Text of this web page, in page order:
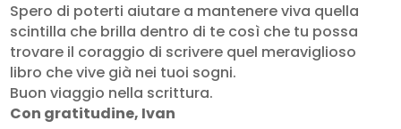
Spero di poterti aiutare a mantenere viva quella
scintilla che brilla dentro di te così che tu possa
trovare il coraggio di scrivere quel meraviglioso
libro che vive già nei tuoi sogni.
Buon viaggio nella scrittura.
Con gratitudine, Ivan